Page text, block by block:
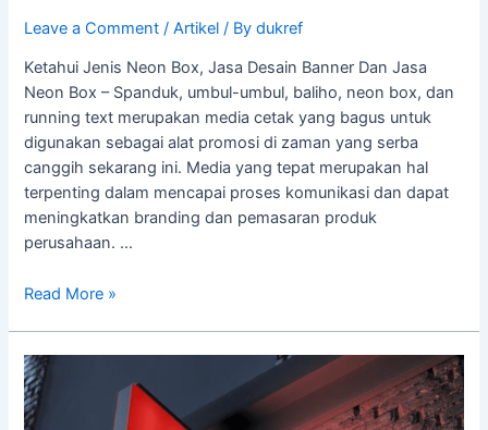
Leave a Comment /Artikel / Bydukref
Ketahui Jenis Neon Box, Jasa Desain Banner Dan Jasa
Neon Box – Spanduk, umbul-umbul, baliho, neon box, dan
running text merupakan media cetak yang bagus untuk
digunakan sebagai alat promosi di zaman yang serba
canggih sekarang ini. Media yang tepat merupakan hal
terpenting dalam mencapai proses komunikasi dan dapat
meningkatkan branding dan pemasaran produk
perusahaan. …
Read More »
Peran
Neon
Box?